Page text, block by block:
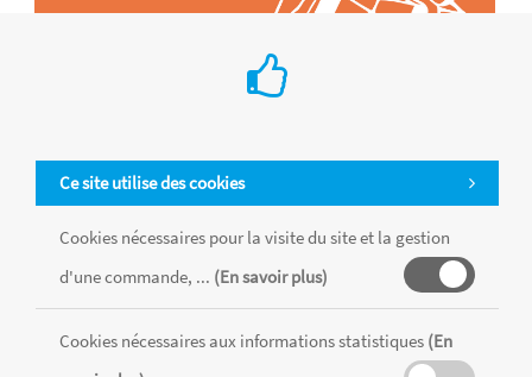
Ce site utilise des cookies
Cookies nécessaires pour la visite du site et la gestion
d'une commande, ... (En savoir plus)
Cookies nécessaires aux informations statistiques (En
Tous les produits sont vendus dans la limite des stocks disponibles de
chaque magasin, toutes taxes comprises.